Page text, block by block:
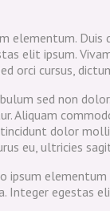
Duis
elit ipsum.
orci cursus,
sed non
dolor
eu, ultricies
elementum
egestas